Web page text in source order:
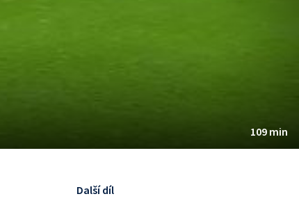
109 min
Další díl